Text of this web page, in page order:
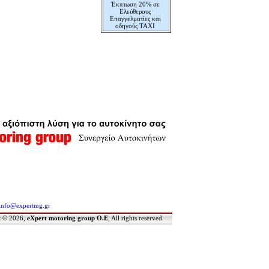
Ελεύθερους
Επαγγελματίες και
οδηγούς ΤΑΧΙ
Δωρεάν Αλλαγή
© 2026,eXpert motoring group O.E, All rights reserved
@expertmg.gr